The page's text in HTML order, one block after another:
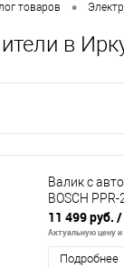
товаров •
в
Валик с
BOSCH PPR-
11 499 руб. /
Актуальную цену и
Подробнее